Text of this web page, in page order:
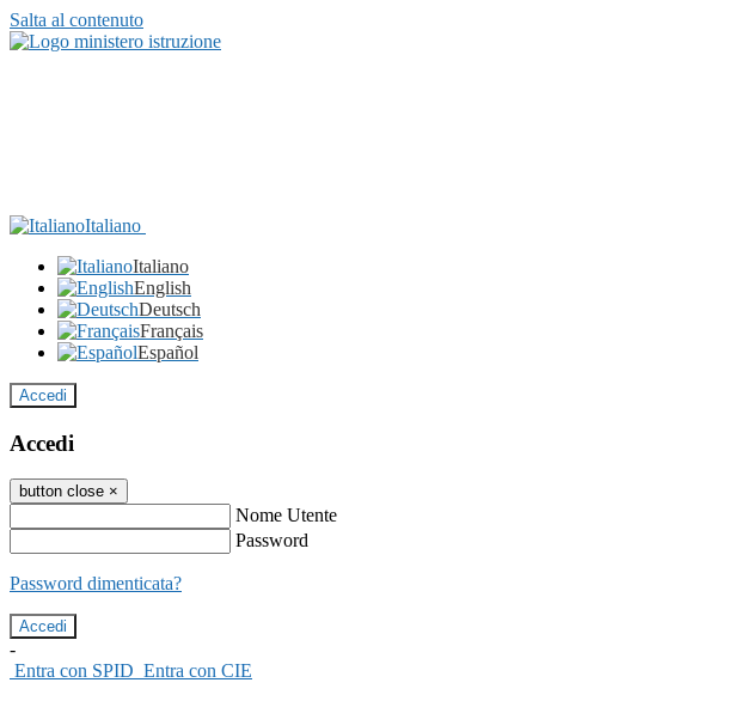
Salta al contenuto
Italiano
Italiano
English
Deutsch
Français
Español
Accedi
Accedi
button close ×
Nome Utente
Password
Password dimenticata?
-
Entra con SPID Entra con CIE